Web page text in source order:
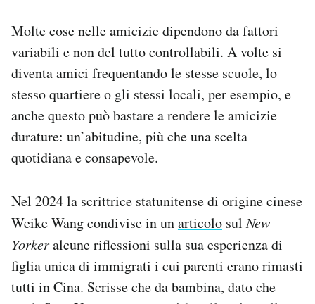
Molte cose nelle amicizie dipendono da fattori
variabili e non del tutto controllabili. A volte si
diventa amici frequentando le stesse scuole, lo
stesso quartiere o gli stessi locali, per esempio, e
anche questo può bastare a rendere le amicizie
durature: un’abitudine, più che una scelta
quotidiana e consapevole.
Nel 2024 la scrittrice statunitense di origine cinese
Weike Wang condivise in unarticolo sulNew
Yorkeralcune riflessioni sulla sua esperienza di
figlia unica di immigrati i cui parenti erano rimasti
tutti in Cina. Scrisse che da bambina, dato che